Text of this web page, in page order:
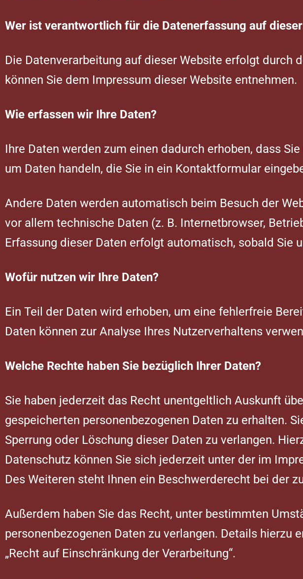
Wer ist verantwortlich für die Datenerfassung auf
Die Datenverarbeitung auf dieser Website erfolgt durch
können Sie dem Impressum dieser Website entnehmen.
Wie erfassen wir Ihre Daten?
Ihre Daten werden zum einen dadurch erhoben, dass
um Daten handeln, die Sie in ein Kontaktformular
Andere Daten werden automatisch beim Besuch der
vor allem technische Daten (z. B. Internetbrowser,
Erfassung dieser Daten erfolgt automatisch, sobald Sie
Wofür nutzen wir Ihre Daten?
Ein Teil der Daten wird erhoben, um eine fehlerfreie
Daten können zur Analyse Ihres Nutzerverhaltens
Welche Rechte haben Sie bezüglich Ihrer Daten?
Sie haben jederzeit das Recht unentgeltlich Auskunft
gespeicherten personenbezogenen Daten zu erhalten.
Sperrung oder Löschung dieser Daten zu verlangen.
Datenschutz können Sie sich jederzeit unter der im
Des Weiteren steht Ihnen ein Beschwerderecht bei der
Außerdem haben Sie das Recht, unter bestimmten
personenbezogenen Daten zu verlangen. Details hierzu
„Recht auf Einschränkung der Verarbeitung“.